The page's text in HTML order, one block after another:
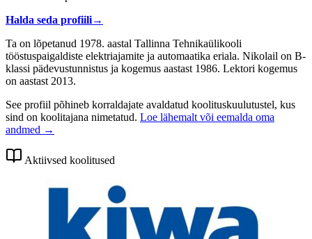
Halda seda profiili→
Ta on lõpetanud 1978. aastal Tallinna Tehnikaülikooli
tööstuspaigaldiste elektriajamite ja automaatika eriala. Nikolail on B-
klassi pädevustunnistus ja kogemus aastast 1986. Lektori kogemus
on aastast 2013.
See profiil põhineb korraldajate avaldatud koolituskuulutustel, kus
sind on koolitajana nimetatud. Loe lähemalt või eemalda oma
andmed →
Aktiivsed koolitused